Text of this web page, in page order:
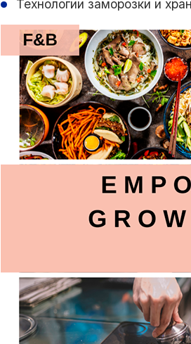
Технологии заморозки и